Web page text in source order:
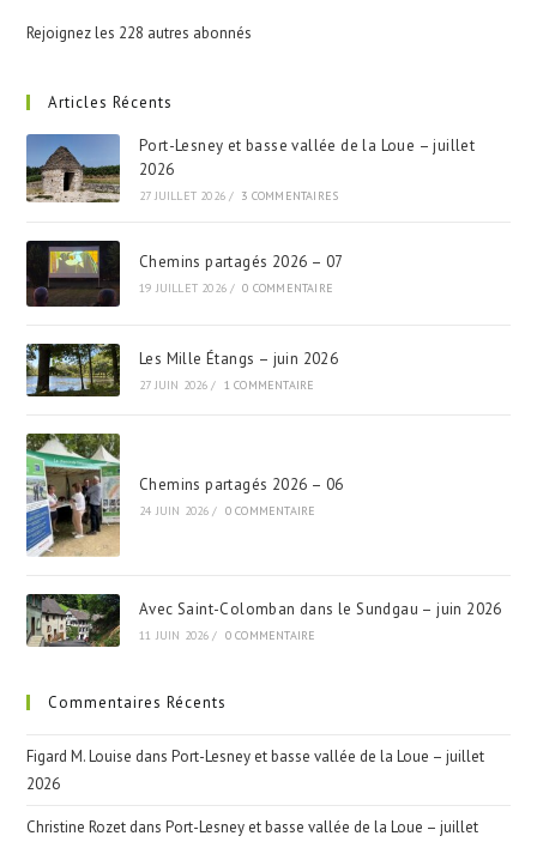
Rejoignez les 228 autres abonnés
Articles Récents
Port-Lesney et basse vallée de la Loue – juillet
2026
27 JUILLET 2026 / 3 COMMENTAIRES
Chemins partagés 2026 – 07
19 JUILLET 2026 / 0 COMMENTAIRE
Les Mille Étangs – juin 2026
27 JUIN 2026 / 1 COMMENTAIRE
Chemins partagés 2026 – 06
24 JUIN 2026 / 0 COMMENTAIRE
Avec Saint-Colomban dans le Sundgau – juin 2026
11 JUIN 2026 / 0 COMMENTAIRE
Commentaires Récents
Figard M. Louise dansPort-Lesney et basse vallée de la Loue – juillet
2026
Christine Rozet dansPort-Lesney et basse vallée de la Loue – juillet